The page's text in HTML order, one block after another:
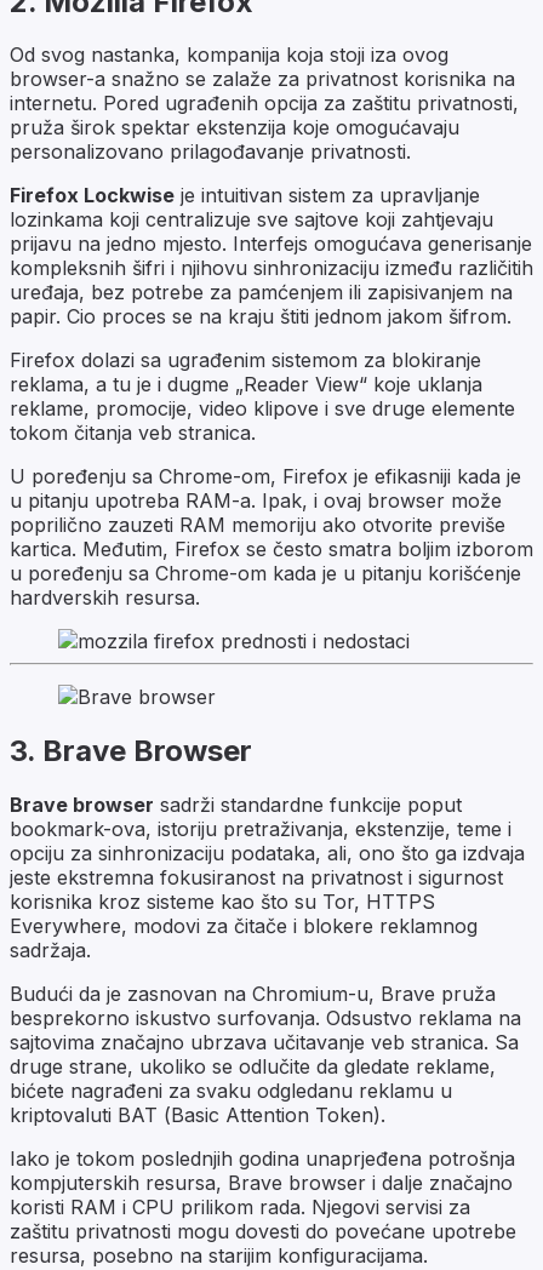
Od svog nastanka, kompanija koja stoji iza ovog
browser-a snažno se zalaže za privatnost korisnika na
internetu. Pored ugrađenih opcija za zaštitu privatnosti,
pruža širok spektar ekstenzija koje omogućavaju
personalizovano prilagođavanje privatnosti.
Firefox Lockwise je intuitivan sistem za upravljanje
lozinkama koji centralizuje sve sajtove koji zahtjevaju
prijavu na jedno mjesto. Interfejs omogućava generisanje
kompleksnih šifri i njihovu sinhronizaciju između različitih
uređaja, bez potrebe za pamćenjem ili zapisivanjem na
papir. Cio proces se na kraju štiti jednom jakom šifrom.
Firefox dolazi sa ugrađenim sistemom za blokiranje
reklama, a tu je i dugme „Reader View“ koje uklanja
reklame, promocije, video klipove i sve druge elemente
tokom čitanja veb stranica.
U poređenju sa Chrome-om, Firefox je efikasniji kada je
u pitanju upotreba RAM-a. Ipak, i ovaj browser može
poprilično zauzeti RAM memoriju ako otvorite previše
kartica. Međutim, Firefox se često smatra boljim izborom
u poređenju sa Chrome-om kada je u pitanju korišćenje
hardverskih resursa.
3. Brave Browser
Brave browser sadrži standardne funkcije poput
bookmark-ova, istoriju pretraživanja, ekstenzije, teme i
opciju za sinhronizaciju podataka, ali, ono što ga izdvaja
jeste ekstremna fokusiranost na privatnost i sigurnost
korisnika kroz sisteme kao što su Tor, HTTPS
Everywhere, modovi za čitače i blokere reklamnog
sadržaja.
Budući da je zasnovan na Chromium-u, Brave pruža
besprekorno iskustvo surfovanja. Odsustvo reklama na
sajtovima značajno ubrzava učitavanje veb stranica. Sa
druge strane, ukoliko se odlučite da gledate reklame,
bićete nagrađeni za svaku odgledanu reklamu u
kriptovaluti BAT (Basic Attention Token).
Iako je tokom poslednjih godina unaprjeđena potrošnja
kompjuterskih resursa, Brave browser i dalje značajno
koristi RAM i CPU prilikom rada. Njegovi servisi za
zaštitu privatnosti mogu dovesti do povećane upotrebe
resursa, posebno na starijim konfiguracijama.